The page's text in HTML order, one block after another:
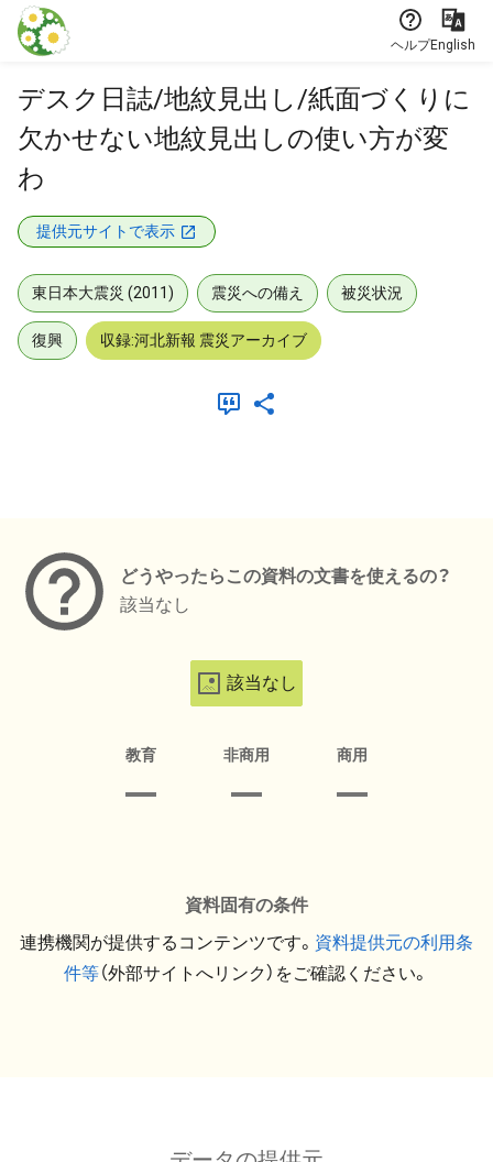
本文に飛ぶ
ヘルプEnglish
デスク日誌/地紋見出し/紙面づくりに
欠かせない地紋見出しの使い方が変
わ
提供元サイトで表示
東日本大震災 (2011) 震災への備え 被災状況
復興 収録:河北新報 震災アーカイブ
どうやったらこの資料の文書を使えるの？
該当なし
該当なし
教育 非商用 商用
資料固有の条件
連携機関が提供するコンテンツです。 資料提供元の利用条
件等（外部サイトへリンク）をご確認ください。